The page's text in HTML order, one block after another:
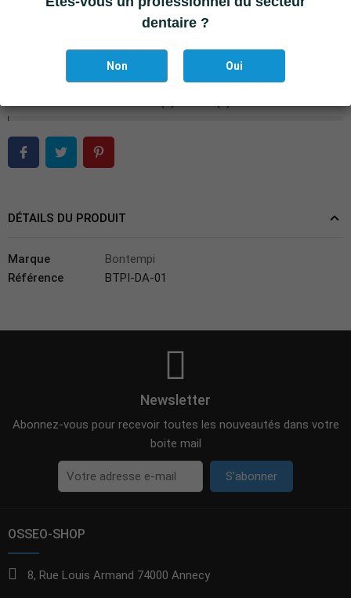
AJOUTER AU PANIER
Ajouter à la liste des favoris
DÉTAILS DU PRODUIT
Marque
Bontempi
Référence
BTPI-DA-01
dentaire ?
Non Oui
Newsletter
Abonnez-vous pour recevoir toutes les nouveautés dans votre
boite mail
S’abonner
OSSEO-SHOP
8, Rue Louis Armand 74000 Annecy